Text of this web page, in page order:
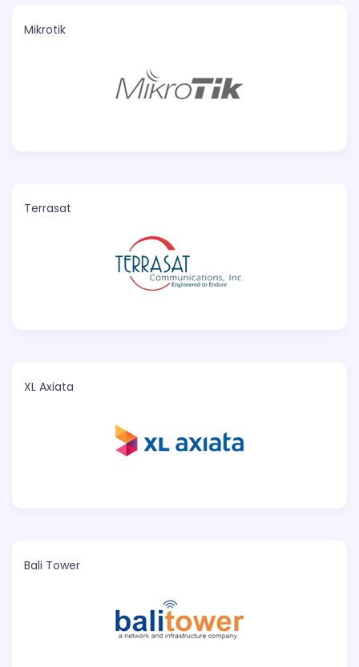
Mikrotik
Terrasat
XL Axiata
Bali Tower